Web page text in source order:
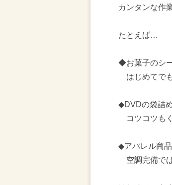
カンタンな作
たとえば…
◆お菓子のシ
はじめてで
◆DVDの袋詰
コツコツも
◆アパレル商
空調完備で